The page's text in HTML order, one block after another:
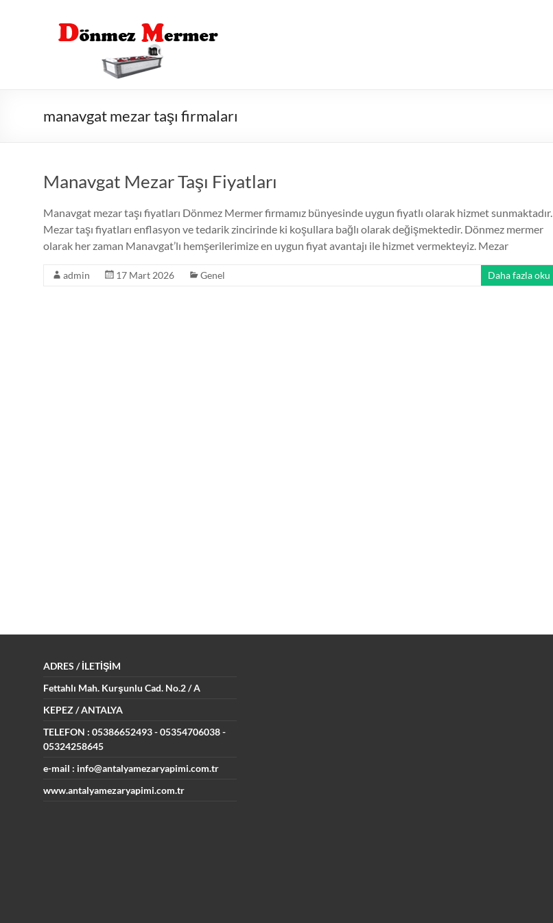
manavgat mezar taşı firmaları
Manavgat Mezar Taşı Fiyatları
Manavgat mezar taşı fiyatları Dönmez Mermer firmamız bünyesinde uygun fiyatlı olarak hizmet sunmaktadır.
Mezar taşı fiyatları enflasyon ve tedarik zincirinde ki koşullara bağlı olarak değişmektedir. Dönmez mermer
olarak her zaman Manavgat’lı hemşerilerimize en uygun fiyat avantajı ile hizmet vermekteyiz. Mezar
admin 17 Mart 2026 Genel Daha fazla oku
ADRES / İLETİŞİM
Fettahlı Mah. Kurşunlu Cad. No.2 / A
KEPEZ / ANTALYA
TELEFON : 05386652493- 05354706038 -
05324258645
e-mail : info@antalyamezaryapimi.com.tr
www.antalyamezaryapimi.com.tr